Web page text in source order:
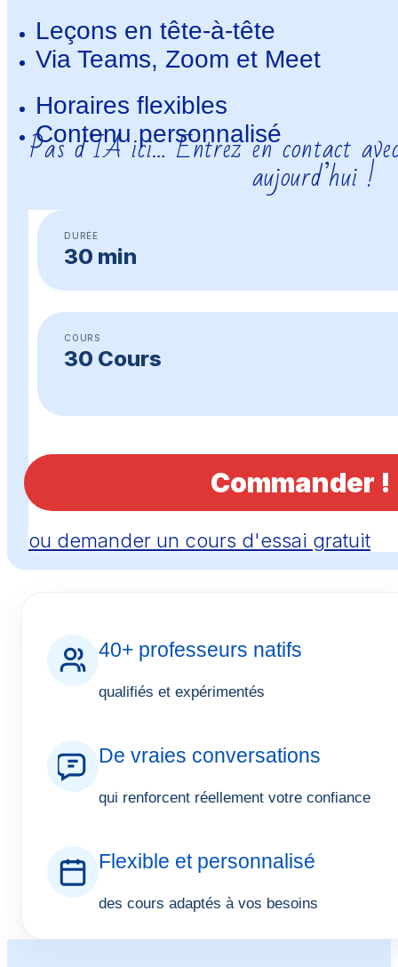
Leçons en tête-à-tête
Via Teams, Zoom et Meet
Horaires flexibles
Contenu personnalisé
Pas d’IA ici… Entrez en contact
aujourd’hui !
DURÉE
30 min
COURS
30 Cours
Commander !
ou demander un cours d'essai gratuit
40+ professeurs natifs
qualifiés et expérimentés
De vraies conversations
qui renforcent réellement votre confiance
Flexible et personnalisé
des cours adaptés à vos besoins